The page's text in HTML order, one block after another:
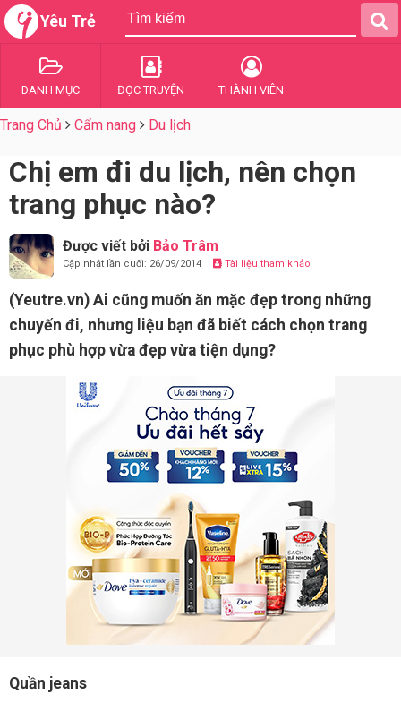
Yêu Trẻ
DANH MỤC ĐỌC TRUYỆN THÀNH VIÊN
Trang Chủ Cẩm nang Du lịch
Chị em đi du lịch, nên chọn
trang phục nào?
Được viết bởi Bảo Trâm
Cập nhật lần cuối: 26/09/2014 Tài liệu tham khảo
(Yeutre.vn) Ai cũng muốn ăn mặc đẹp trong những
chuyến đi, nhưng liệu bạn đã biết cách chọn trang
phục phù hợp vừa đẹp vừa tiện dụng?
Quần jeans